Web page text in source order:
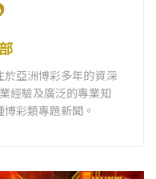
於亞洲博彩多年的資深
經驗及廣泛的專業知
彩類專題新聞。